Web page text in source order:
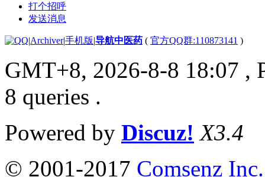
打个招呼
发送消息
|Archiver|手机版|导航中医药 ( 官方QQ群:110873141 )
GMT+8, 2026-8-8 18:07 ,
8 queries .
Powered by Discuz! X3.4
© 2001-2017 Comsenz Inc.